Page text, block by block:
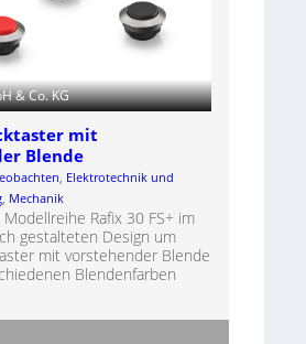
& Co. KG
mit
Blende
, Elektrotechnik und
, Mechanik
Rafix 30 FS+ im
gestalteten Design um
mit vorstehender Blende
Blendenfarben